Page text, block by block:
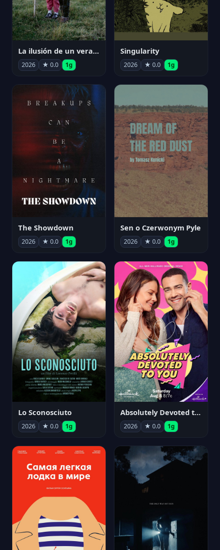
La ilusión de un verano sin fin
2026 ★ 0.0 1g
Singularity
2026 ★ 0.0 1g
The Showdown
2026 ★ 0.0 1g
Sen o Czerwonym Pyle
2026 ★ 0.0 1g
Lo Sconosciuto
2026 ★ 0.0 1g
Absolutely Devoted to You
2026 ★ 0.0 1g